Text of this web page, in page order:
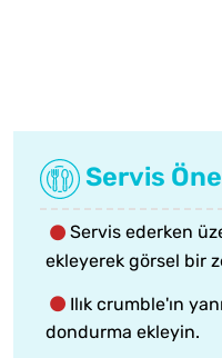
Servis
Servis ederken
ekleyerek görsel bir
Ilık crumble'ın
dondurma ekleyin.